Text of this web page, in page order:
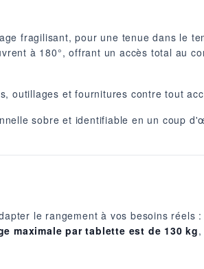
fragilisant, pour une tenue dans le
à 180°, offrant un accès total au
outillages et fournitures contre tout
sobre et identifiable en un coup
le rangement à vos besoins réels
maximale par tablette est de 130 kg